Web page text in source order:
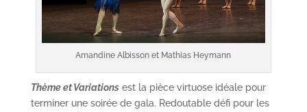
Amandine Albisson et Mathias Heymann
Thème et Variationsest la pièce virtuose idéale pour
terminer une soirée de gala. Redoutable défi pour les